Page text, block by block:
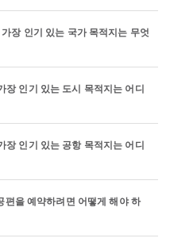
장 인기 있는 국가 목적지는 무엇
인기 있는 도시 목적지는 어디
인기 있는 공항 목적지는 어디
을 예약하려면 어떻게 해야 하